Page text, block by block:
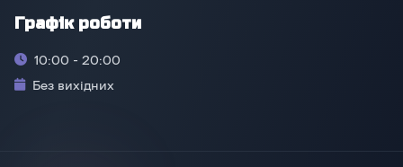
Графік роботи
10:00 - 20:00
Без вихідних